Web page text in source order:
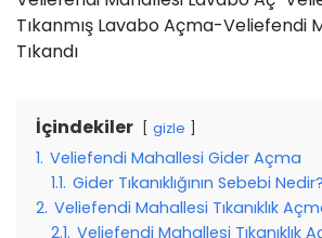
Tıkanmış Lavabo Açma-Veliefendi
Tıkandı
İçindekiler gizle
1. Veliefendi Mahallesi Gider Açma
1.1. Gider Tıkanıklığının Sebebi Nedir?
2. Veliefendi Mahallesi Tıkanıklık
2.1. Veliefendi Mahallesi Tıkanıklık